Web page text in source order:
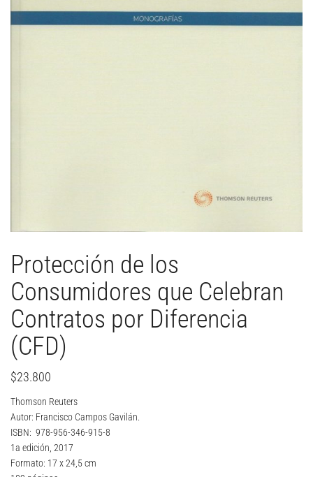
Protección de los
Consumidores que Celebran
Contratos por Diferencia
(CFD)
$23.800
Thomson Reuters
Autor: Francisco Campos Gavilán.
ISBN: 978-956-346-915-8
1a edición, 2017
Formato: 17 x 24,5 cm